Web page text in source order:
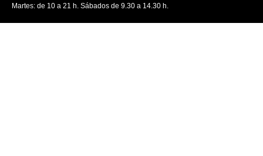
Martes: de 10 a 21 h. Sábados de 9.30 a 14.30 h.